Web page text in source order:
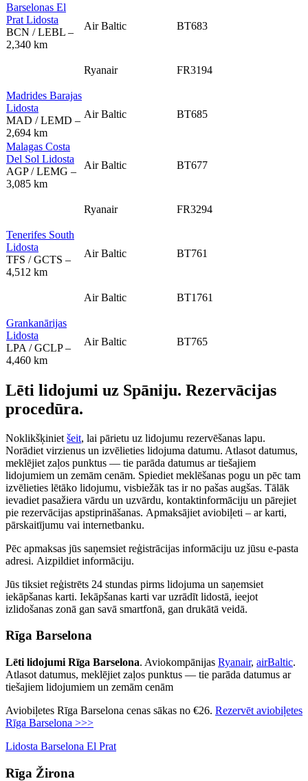
Barselonas El
Prat Lidosta
BCN / LEBL –
2,340 km
Air Baltic BT683
Ryanair FR3194
Madrides Barajas
Lidosta
MAD / LEMD –
2,694 km
Air Baltic BT685
Malagas Costa
Del Sol Lidosta
AGP / LEMG –
3,085 km
Air Baltic BT677
Ryanair FR3294
Tenerifes South
Lidosta
TFS / GCTS –
4,512 km
Air Baltic BT761
Air Baltic BT1761
Grankanārijas
Lidosta
LPA / GCLP –
4,460 km
Air Baltic BT765
Lēti lidojumi uz Spāniju. Rezervācijas
procedūra.
Noklikšķiniet šeit, lai pārietu uz lidojumu rezervēšanas lapu.
Norādiet virzienus un izvēlieties lidojuma datumu. Atlasot datumus,
meklējiet zaļos punktus — tie parāda datumus ar tiešajiem
lidojumiem un zemām cenām. Spiediet meklēšanas pogu un pēc tam
izvēlieties lētāko lidojumu, visbiežāk tas ir no pašas augšas. Tālāk
ievadiet pasažiera vārdu un uzvārdu, kontaktinformāciju un pārejiet
pie rezervācijas apstiprināšanas. Apmaksājiet aviobiļeti – ar karti,
pārskaitījumu vai internetbanku.
Pēc apmaksas jūs saņemsiet reģistrācijas informāciju uz jūsu e-pasta
adresi. Aizpildiet informāciju.
Jūs tiksiet reģistrēts 24 stundas pirms lidojuma un saņemsiet
iekāpšanas karti. Iekāpšanas karti var uzrādīt lidostā, ieejot
izlidošanas zonā gan savā smartfonā, gan drukātā veidā.
Rīga Barselona
Lēti lidojumi Rīga Barselona. Aviokompānijas Ryanair, airBaltic.
Atlasot datumus, meklējiet zaļos punktus — tie parāda datumus ar
tiešajiem lidojumiem un zemām cenām
Aviobiļetes Rīga Barselona cenas sākas no €26. Rezervēt aviobiļetes
Rīga Barselona >>>
Lidosta Barselona El Prat
Rīga Žirona